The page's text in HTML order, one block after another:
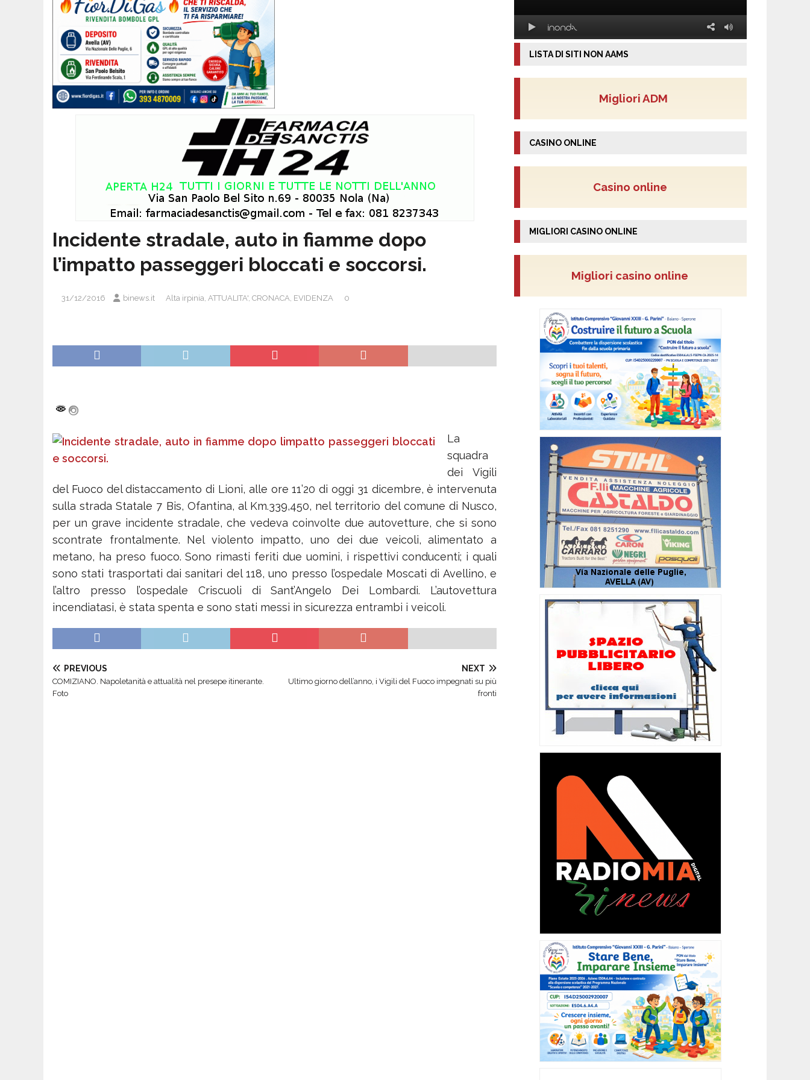
Incidente stradale, auto in fiamme dopo
l’impatto passeggeri bloccati e soccorsi.
31/12/2016 binews.it Alta irpinia, ATTUALITA', CRONACA, EVIDENZA 0
La
squadra
dei Vigili
del Fuoco del distaccamento di Lioni, alle ore 11’20 di oggi 31 dicembre, è intervenuta
sulla strada Statale 7 Bis, Ofantina, al Km.339,450, nel territorio del comune di Nusco,
per un grave incidente stradale, che vedeva coinvolte due autovetture, che si sono
scontrate frontalmente. Nel violento impatto, uno dei due veicoli, alimentato a
metano, ha preso fuoco. Sono rimasti feriti due uomini, i rispettivi conducenti; i quali
sono stati trasportati dai sanitari del 118, uno presso l’ospedale Moscati di Avellino, e
l’altro presso l’ospedale Criscuoli di Sant’Angelo Dei Lombardi. L’autovettura
incendiatasi, è stata spenta e sono stati messi in sicurezza entrambi i veicoli.
PREVIOUS
COMIZIANO. Napoletanità e attualità nel presepe itinerante.
Foto
NEXT
Ultimo giorno dell’anno, i Vigili del Fuoco impegnati su più
fronti
LISTA DI SITI NON AAMS
Migliori ADM
CASINO ONLINE
Casino online
MIGLIORI CASINO ONLINE
Migliori casino online